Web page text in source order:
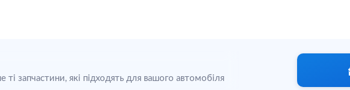
запчастини, які підходять для вашого автомобіля